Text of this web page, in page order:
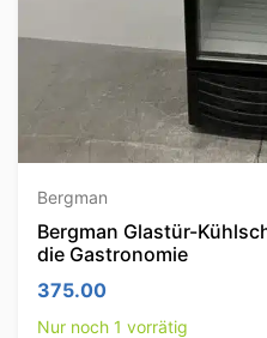
Bergman
Bergman Glastür-
die Gastronomie
375.00
Nur noch 1 vorrätig